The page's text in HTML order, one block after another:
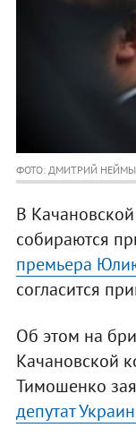
ФОТО: ДМИТРИЙ
В
собираются
премьера
согласится
Об этом на
Качановской
Тимошенко
депутат